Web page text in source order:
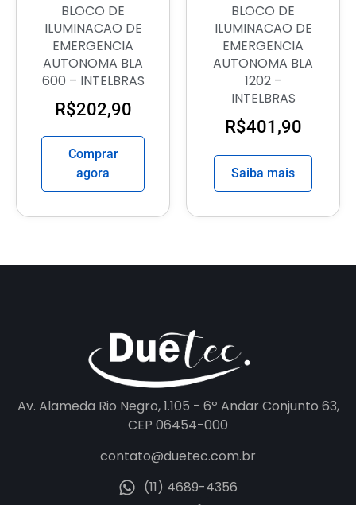
BLOCO DE
ILUMINACAO DE
EMERGENCIA
AUTONOMA BLA
600 – INTELBRAS
R$202,90
Comprar
agora
BLOCO DE
ILUMINACAO DE
EMERGENCIA
AUTONOMA BLA
1202 –
INTELBRAS
R$401,90
Saiba mais
Av. Alameda Rio Negro, 1.105 - 6º Andar Conjunto 63,
CEP 06454-000
contato@duetec.com.br
(11) 4689-4356